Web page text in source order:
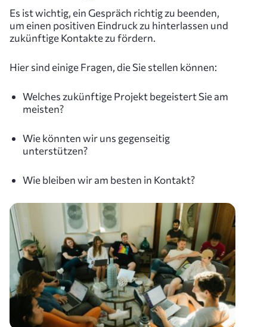
Es ist wichtig, ein Gespräch richtig zu beenden,
um einen positiven Eindruck zu hinterlassen und
zukünftige Kontakte zu fördern.
Hier sind einige Fragen, die Sie stellen können:
Welches zukünftige Projekt begeistert Sie am
meisten?
Wie könnten wir uns gegenseitig
unterstützen?
Wie bleiben wir am besten in Kontakt?